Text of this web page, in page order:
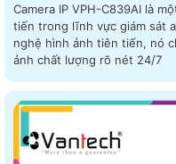
Camera IP VPH-C839AI là
tiến trong lĩnh vực giám sát an ninh. Với độ phân
nghệ hình ảnh tiên tiến, nó
ảnh chất lượng rõ nét 24/7